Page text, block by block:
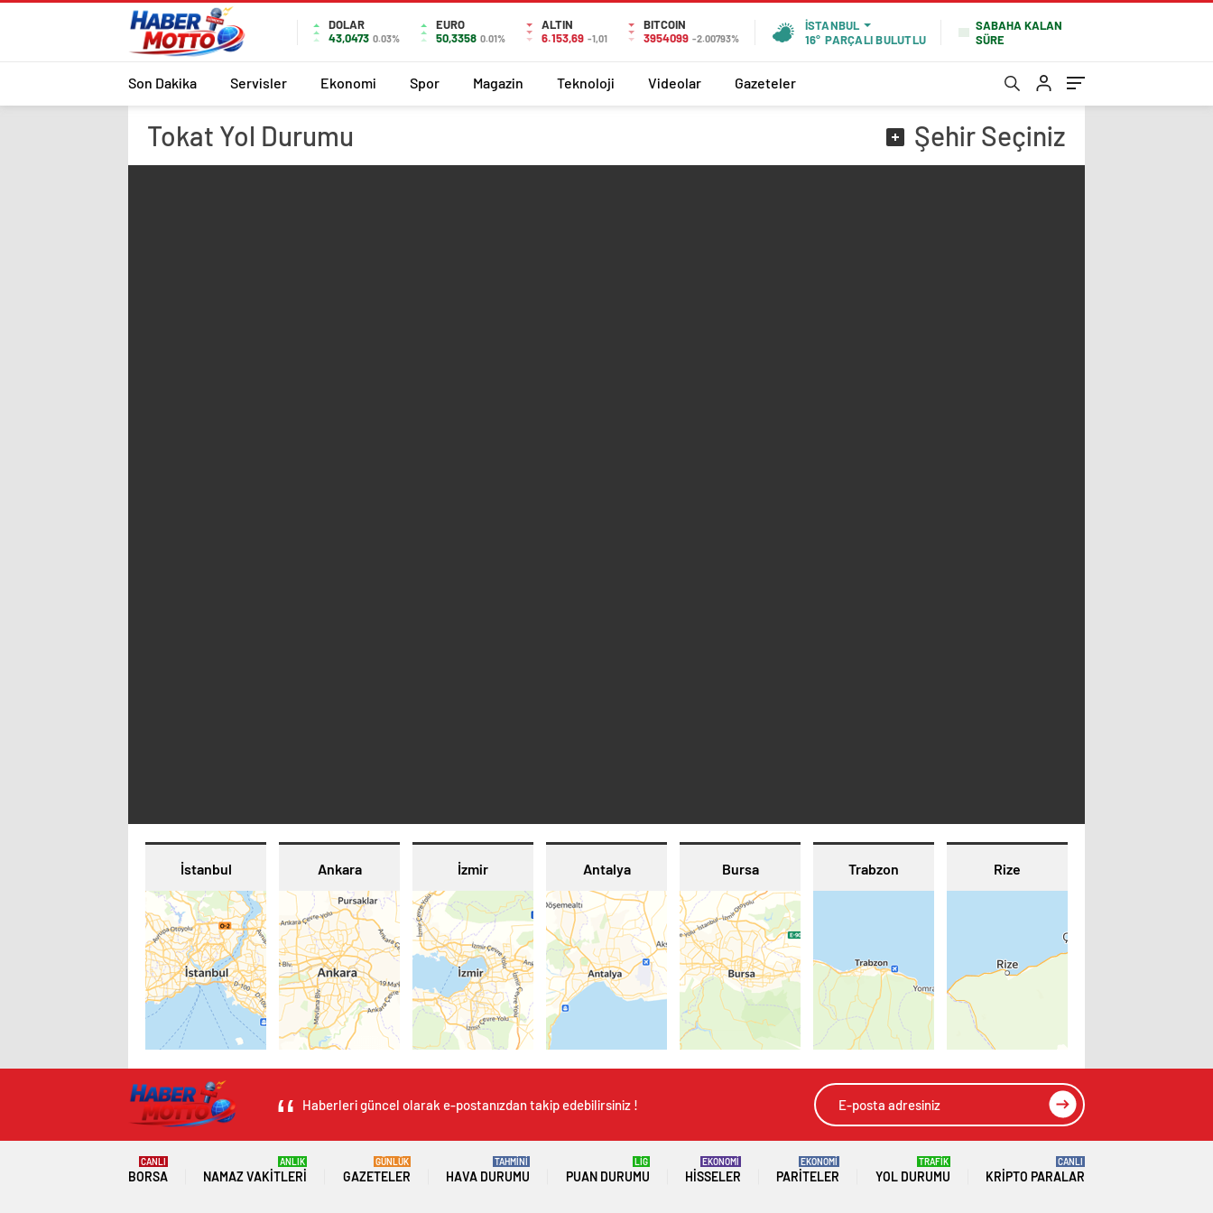
DOLAR
43,0473 0.03%
EURO
50,3358 0.01%
ALTIN
6.153,69 -1,01
BITCOIN
3954099 -2.00793%
İSTANBUL
16° PARÇALI BULUTLU
SABAHA KALAN
SÜRE
Son Dakika Servisler Ekonomi Spor Magazin Teknoloji Videolar Gazeteler
Tokat Yol Durumu ŞehirSeçiniz
İstanbul Ankara İzmir Antalya Bursa Trabzon Rize
Haberleri güncel olarak e-postanızdan takip edebilirsiniz !
BORSA
CANLI
NAMAZ VAKITLERI
ANLIK
GAZETELER
GÜNLÜK
HAVA DURUMU
TAHMİNİ
PUAN DURUMU
LİG
HISSELER
EKONOMİ
PARITELER
EKONOMİ
YOL DURUMU
TRAFİK
KRIPTO PARALAR
CANLI